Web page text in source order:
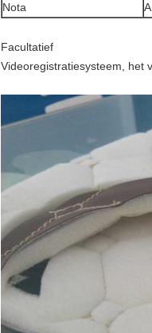
Nota
Facultatief
Videoregistratiesysteem, het